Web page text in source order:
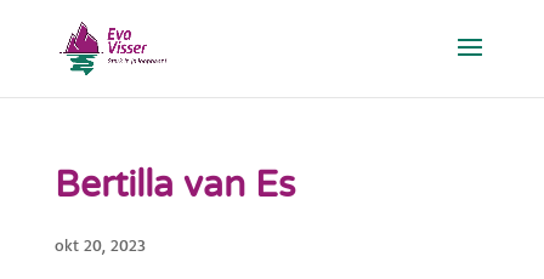
Bertilla van Es
okt 20, 2023